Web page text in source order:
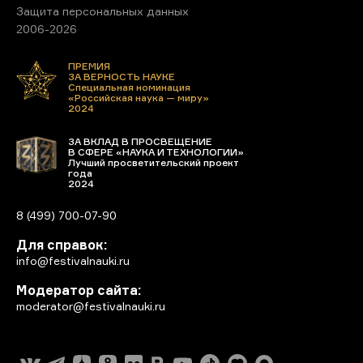
Защита персональных данных
2006-2026
ПРЕМИЯ
ЗА ВЕРНОСТЬ НАУКЕ
Специальная номинация
«Российская наука — миру»
2024
ЗА ВКЛАД В ПРОСВЕЩЕНИЕ
В СФЕРЕ «НАУКА И ТЕХНОЛОГИИ»
Лучший просветительский проект
года
2024
8 (499) 700-07-90
Для справок:
info@festivalnauki.ru
Модератор сайта:
moderator@festivalnauki.ru